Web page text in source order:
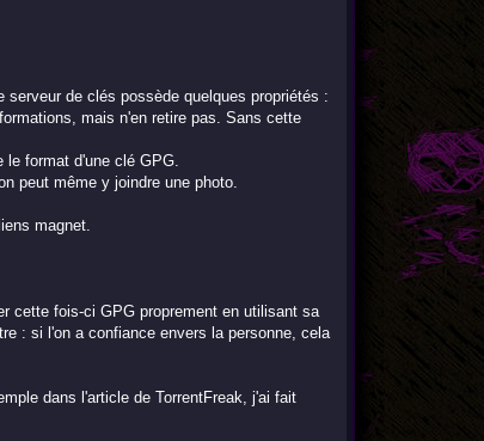
de clés possède quelques propriétés :
mais n'en retire pas. Sans cette
le format d'une clé GPG.
peut même y joindre une photo.
magnet.
cette fois-ci GPG proprement en utilisant sa
: si l'on a confiance envers la personne, cela
dans l'article de TorrentFreak, j'ai fait